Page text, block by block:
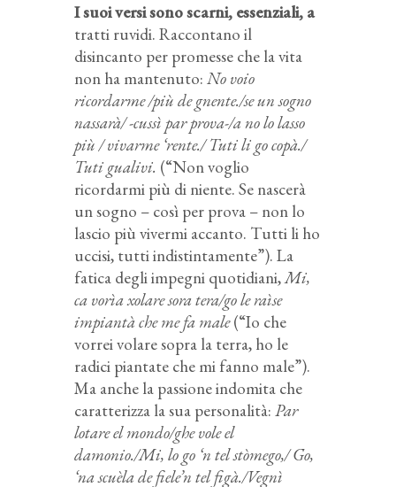
I suoi versi sono scarni, essenziali, a
tratti ruvidi. Raccontano il
disincanto per promesse che la vita
non ha mantenuto: No voio
ricordarme /più de gnente./se un sogno
nassarà/ -cussì par prova-/a no lo lasso
più / vivarme ‘rente./ Tuti li go copà./
Tuti gualivi. (“Non voglio
ricordarmi più di niente. Se nascerà
un sogno – così per prova – non lo
lascio più vivermi accanto. Tutti li ho
uccisi, tutti indistintamente”). La
fatica degli impegni quotidiani,Mi,
ca vorìa xolare sora tera/go le raìse
impiantà che me fa male(“Io che
vorrei volare sopra la terra, ho le
radici piantate che mi fanno male”).
Ma anche la passione indomita che
caratterizza la sua personalità: Par
lotare el mondo/ghe vole el
damonio./Mi, lo go ‘n tel stòmego,/ Go,
‘na scuèla de fiele’n tel figà./Vegnì